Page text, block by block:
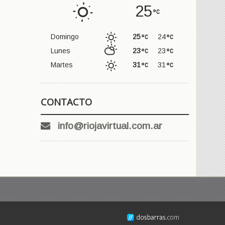
25
Domingo 24
25
Lunes
23
23
Martes
31
31
CONTACTO
info@riojavirtual.com.ar